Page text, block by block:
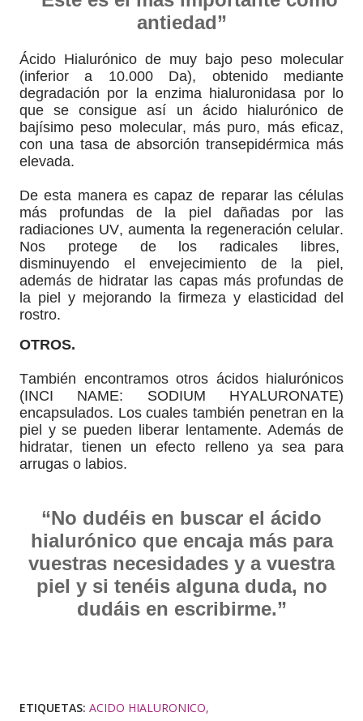
antiedad”
Ácido Hialurónico de muy bajo peso molecular
(inferior a 10.000 Da), obtenido mediante
degradación por la enzima hialuronidasa por lo
que se consigue así un ácido hialurónico de
bajísimo peso molecular, más puro, más eficaz,
con una tasa de absorción transepidérmica más
elevada.
De esta manera es capaz de reparar las células
más profundas de la piel dañadas por las
radiaciones UV, aumenta la regeneración celular.
Nos protege de los radicales libres,
disminuyendo el envejecimiento de la piel,
además de hidratar las capas más profundas de
la piel y mejorando la firmeza y elasticidad del
rostro.
OTROS.
También encontramos otros ácidos hialurónicos
(INCI NAME: SODIUM HYALURONATE)
encapsulados. Los cuales también penetran en la
piel y se pueden liberar lentamente. Además de
hidratar, tienen un efecto relleno ya sea para
arrugas o labios.
“No dudéis en buscar el ácido
hialurónico que encaja más para
vuestras necesidades y a vuestra
piel y si tenéis alguna duda, no
dudáis en escribirme.”
ETIQUETAS: ACIDO HIALURONICO